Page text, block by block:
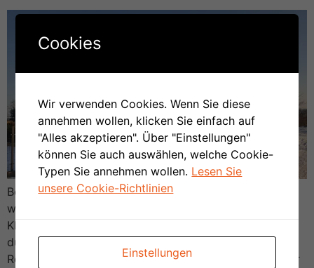
Bei einem unserer Kunden in der Nähe von Gdynia
wurde die Installation von Wärmerückgewinnung und
Klimaanlage in Form eines Multisplit-Systems
durchgeführt. Für Uneingeweihte erklären wir, dass
Rekuperation Lüftung mit Wärmerückgewinnung ist.Der
Cookies
Wir verwenden Cookies. Wenn Sie diese
annehmen wollen, klicken Sie einfach auf
"Alles akzeptieren". Über "Einstellungen"
können Sie auch auswählen, welche Cookie-
Typen Sie annehmen wollen. Lesen Sie
unsere Cookie-Richtlinien
Einstellungen